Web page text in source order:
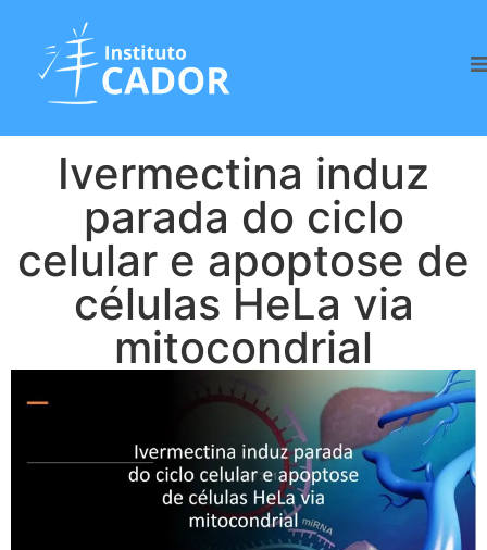
Ivermectina induz
parada do ciclo
celular e apoptose de
células HeLa via
mitocondrial